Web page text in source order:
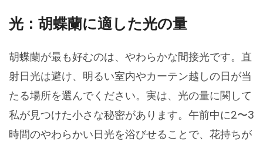
光：胡蝶蘭に適した光の量
胡蝶蘭が最も好むのは、やわらかな間接光です。直
射日光は避け、明るい室内やカーテン越しの日が当
たる場所を選んでください。実は、光の量に関して
私が見つけた小さな秘密があります。午前中に2〜3
時間のやわらかい日光を浴びせることで、花持ちが